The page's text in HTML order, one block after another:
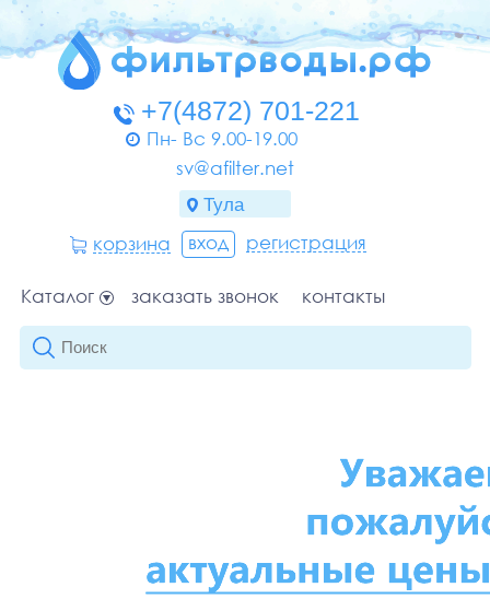
Пн- Вс 9.00-19.00
sv@afilter.net
корзина вход регистрация
Каталог заказать звонок контакты